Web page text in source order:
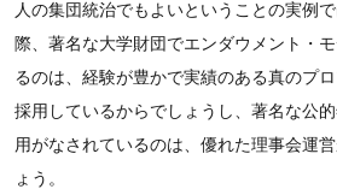
人の集団統治でもよいということの実例
際、著名な大学財団でエンダウメント・
るのは、経験が豊かで実績のある真のプ
採用しているからでしょうし、著名な公
用がなされているのは、優れた理事会運
ょう。